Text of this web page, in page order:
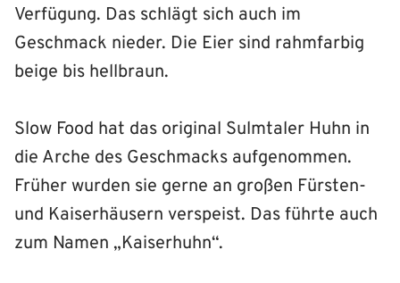
Verfügung. Das schlägt sich auch im
Geschmack nieder. Die Eier sind rahmfarbig
beige bis hellbraun.
Slow Food hat das original Sulmtaler Huhn in
die Arche des Geschmacks aufgenommen.
Früher wurden sie gerne an großen Fürsten-
und Kaiserhäusern verspeist. Das führte auch
zum Namen „Kaiserhuhn“.